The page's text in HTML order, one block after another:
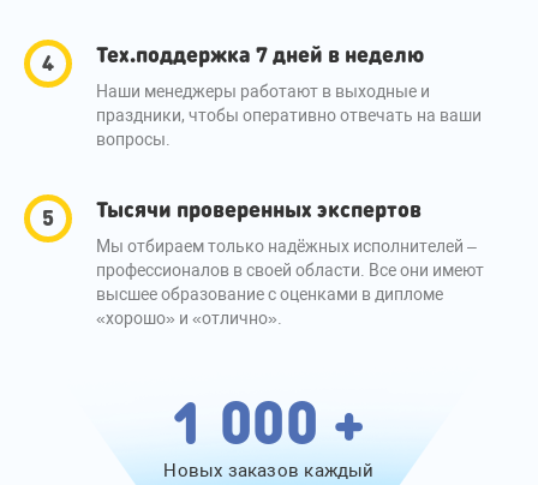
Тех.поддержка 7 дней в неделю
Наши менеджеры работают в выходные и
праздники, чтобы оперативно отвечать на ваши
вопросы.
Тысячи проверенных экспертов
Мы отбираем только надёжных исполнителей –
профессионалов в своей области. Все они имеют
высшее образование с оценками в дипломе
«хорошо» и «отлично».
1 000 +
Новых заказов каждый